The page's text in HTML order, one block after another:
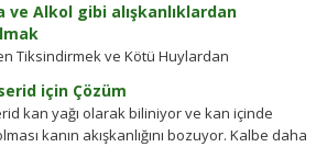
ve Alkol gibi alışkanlıklardan
Tiksindirmek ve Kötü Huylardan
Vazgecirmek icin Okumak için belli bir
yok...
için Çözüm
kan yağı olarak biliniyor ve kan içinde
kanın akışkanlığını bozuyor. Kalbe daha